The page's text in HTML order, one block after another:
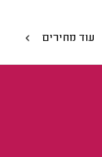
עוד מחירים